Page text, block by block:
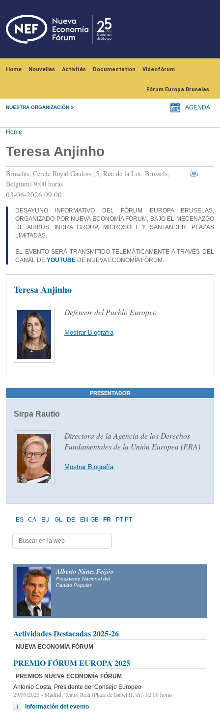
Home Nouvelles Activités Documentation Videofórum
Fórum Europa Bruselas
NUESTRA ORGANIZACIÓN AGENDA
Home
Teresa Anjinho
Bruselas, Cercle Royal Gaulois (5, Rue de la Loi, Brussels,
Belgium) 9:00 horas
03-06-2026 09:00
DESAYUNO INFORMATIVO DEL FÓRUM EUROPA BRUSELAS,
ORGANIZADO POR NUEVA ECONOMÍA FÓRUM, BAJO EL MECENAZGO
DE AIRBUS, INDRA GROUP, MICROSOFT Y SANTANDER. PLAZAS
LIMITADAS.
EL EVENTO SERÁ TRANSMITIDO TELEMÁTICAMENTE A TRAVÉS DEL
CANAL DE YOUTUBE DE NUEVA ECONOMÍA FÓRUM.
Teresa Anjinho
Defensor del Pueblo Europeo
Mostrar Biografía
PRESENTADOR
Sirpa Rautio
Directora de la Agencia de los Derechos
Fundamentales de la Unión Europea (FRA)
Mostrar Biografía
ES CA EU GL DE EN-GB FR PT-PT
Alberto Núñez Feijóo
Presidente Nacional del
Partido Popular
Actividades Destacadas 2025-26
NUEVA ECONOMÍA FÓRUM
PREMIO FÓRUM EUROPA 2025
PREMIOS NUEVA ECONOMÍA FÓRUM
Antonio Costa, Presidente del Consejo Europeo
29/09/2025 - Madrid, Teatro Real (Plaza de Isabel II, s/n) 12:00 horas
Información del evento